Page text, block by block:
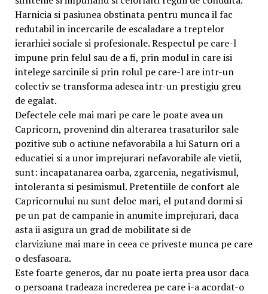
Harnicia si pasiunea obstinata pentru munca il fac
redutabil in incercarile de escaladare a treptelor
ierarhiei sociale si profesionale. Respectul pe care-l
impune prin felul sau de a fi, prin modul in care isi
intelege sarcinile si prin rolul pe care-l are intr-un
colectiv se transforma adesea intr-un prestigiu greu
de egalat.
Defectele cele mai mari pe care le poate avea un
Capricorn, provenind din alterarea trasaturilor sale
pozitive sub o actiune nefavorabila a lui Saturn ori a
educatiei si a unor imprejurari nefavorabile ale vietii,
sunt: incapatanarea oarba, zgarcenia, negativismul,
intoleranta si pesimismul. Pretentiile de confort ale
Capricornului nu sunt deloc mari, el putand dormi si
pe un pat de campanie in anumite imprejurari, daca
asta ii asigura un grad de mobilitate si de
clarviziune mai mare in ceea ce priveste munca pe care
o desfasoara.
Este foarte generos, dar nu poate ierta prea usor daca
o persoana tradeaza increderea pe care i-a acordat-o